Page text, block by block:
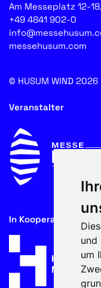
und
um
Am Messeplatz 12-
+49 4841 902-0
messehusum.com
© HUSUM WIND
Veranstalter
In Kooperation mit